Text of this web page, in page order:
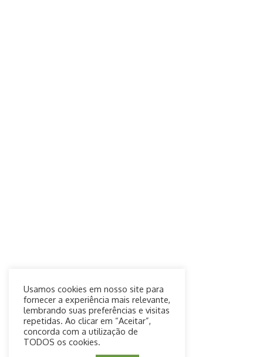
Usamos cookies em nosso site para
fornecer a experiência mais relevante,
lembrando suas preferências e visitas
repetidas. Ao clicar em “Aceitar”,
concorda com a utilização de
TODOS os cookies.